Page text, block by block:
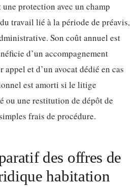
protection avec un champ
travail lié à la période de préavis,
Son coût annuel est
d’un accompagnement
et d’un avocat dédié en cas
est amorti si le litige
ou une restitution de dépôt de
frais de procédure.
des offres de
habitation